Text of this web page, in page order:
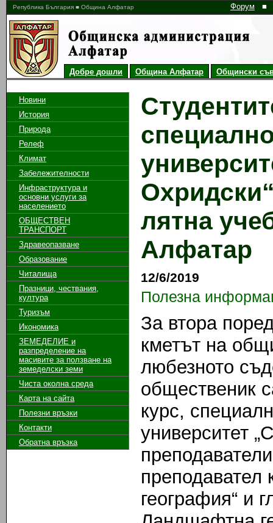
Република България ■ Община Алфатар Форум ■
Добре дошли Община Алфатар Общински
Новини
История
Природа
Релеф
Климат
Забележителности
Инфраструктура и
основни услуги за
населението
ОБЩЕСТВЕН
ТРАНСПОРТ
Здравеопазване
Образование
Читалища
Празници, чествания,
култура
Туризъм
Икономика
ЗЕМЕДЕЛИЕ и
разпределение на
масивите за ползване на
земeделски земи
Чиста околна среда
Карта на сайта
Полезни връзки
Контакти
Обратна връзка
лятна
Алфатар
12/6/2019
Полезна
За втора
кметът на
любезното
общественик
курс,
университет
преподавател
география“ и